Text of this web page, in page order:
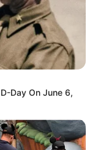
Day On June 6,